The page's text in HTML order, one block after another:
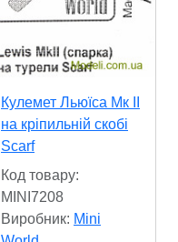
Кулемет Льюїса Мк II
на кріпильній скобі
Scarf
Код товару:
MINI7208
Виробник: Mini